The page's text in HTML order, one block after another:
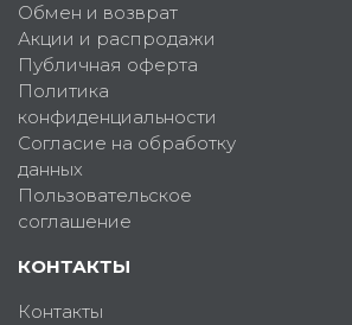
Обмен и возврат
Акции и распродажи
Публичная оферта
Политика
конфиденциальности
Согласие на обработку
данных
Пользовательское
соглашение
КОНТАКТЫ
Контакты